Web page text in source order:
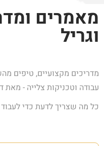
מאמרים
וגריל
מדריכים מקצועיים, טיפים
עבודה וטכניקות צלייה - מאת
כל מה שצריך לדעת כדי